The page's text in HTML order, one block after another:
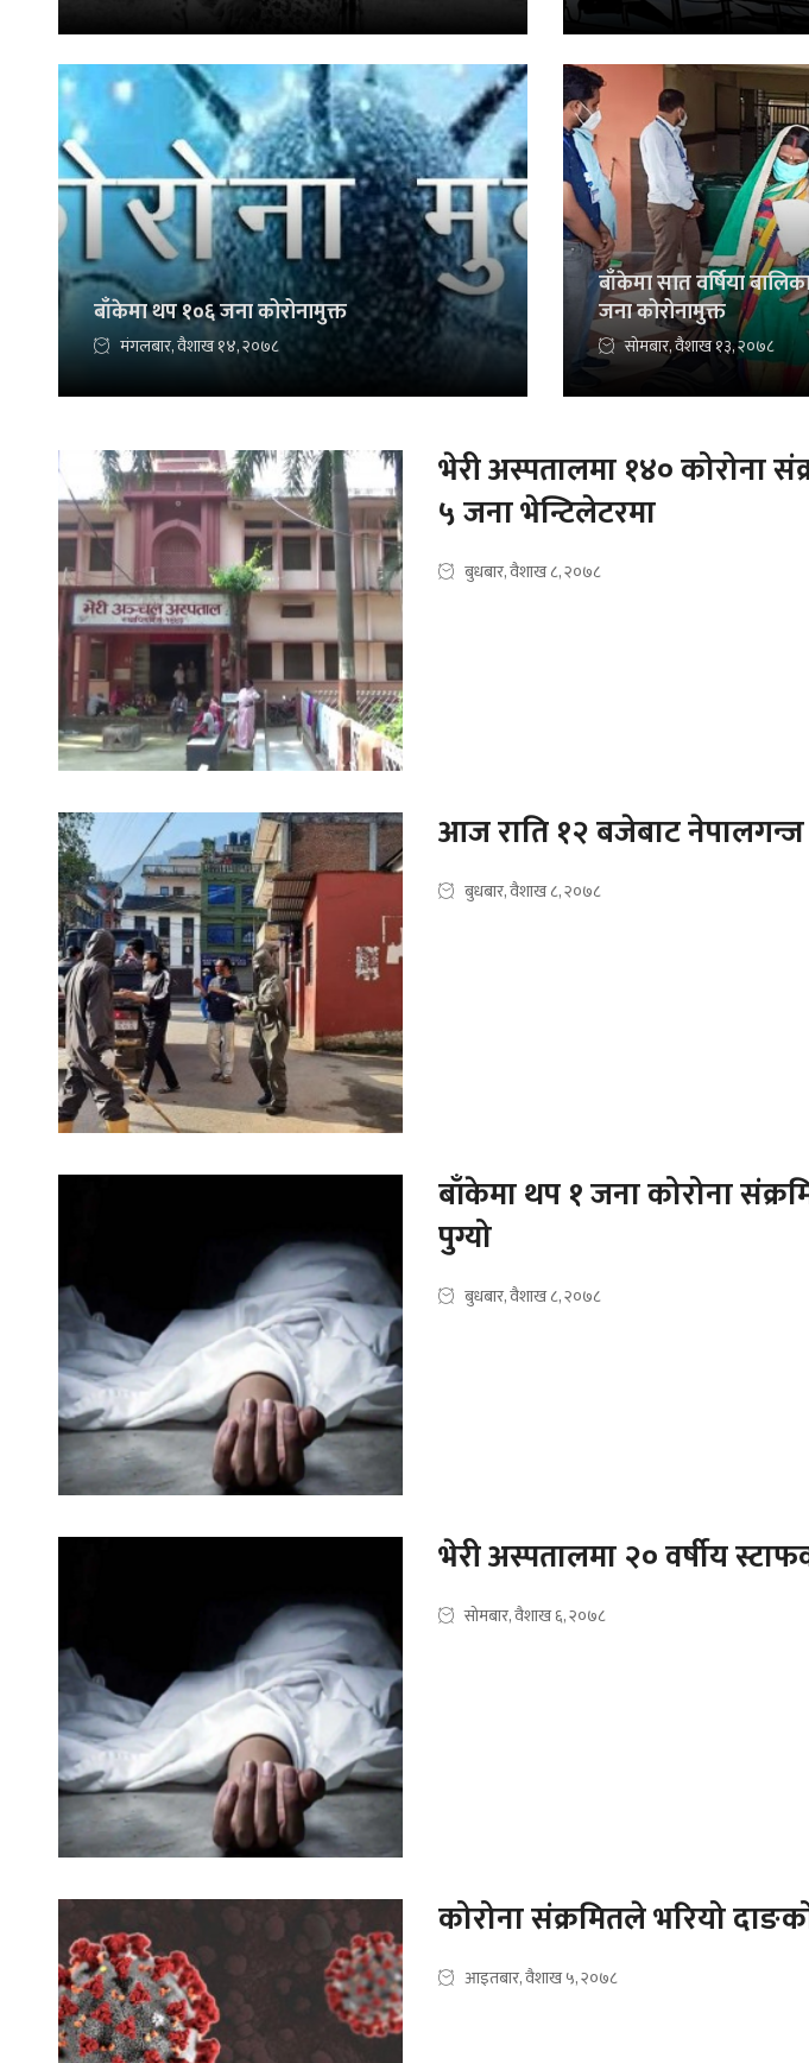
बाँकेमा थप १०६ जना कोरोनामुक्त
मंगलबार, वैशाख १४, २०७८
बाँकेमा सात वर्षिया
जना कोरोनामुक्त
सोमबार, वैशाख १३, २०७८
भेरी अस्पतालमा १४० कोरोना
५ जना भेन्टिलेटरमा
बुधबार, वैशाख ८, २०७८
आज राति १२ बजेबाट नेपालगन्ज
बुधबार, वैशाख ८, २०७८
बाँकेमा थप १ जना कोरोना
पुग्यो
बुधबार, वैशाख ८, २०७८
भेरी अस्पतालमा २० वर्षीय
सोमबार, वैशाख ६, २०७८
कोरोना संक्रमितले भरियो
आइतबार, वैशाख ५, २०७८